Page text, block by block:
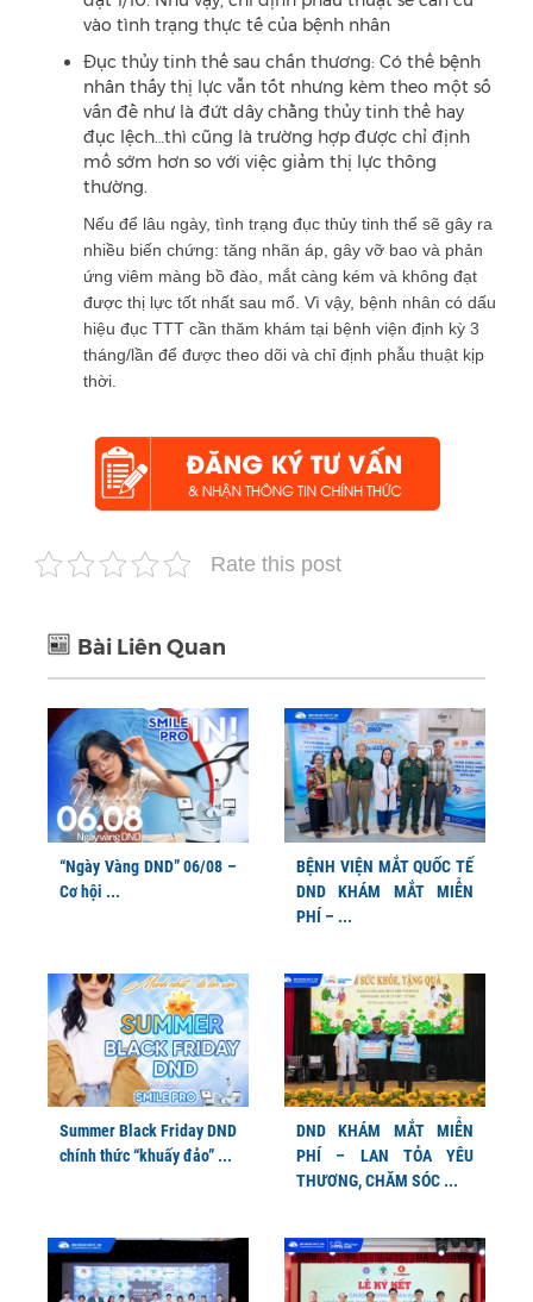
vào tình trạng thực tế của bệnh nhân
Đục thủy tinh thể sau chấn thương: Có thể bệnh
nhân thấy thị lực vẫn tốt nhưng kèm theo một số
vấn đề như là đứt dây chằng thủy tinh thể hay
đục lệch…thì cũng là trường hợp được chỉ định
mổ sớm hơn so với việc giảm thị lực thông
thường.
Nếu để lâu ngày, tình trạng đục thủy tinh thể sẽ gây ra
nhiều biến chứng: tăng nhãn áp, gây vỡ bao và phản
ứng viêm màng bồ đào, mắt càng kém và không đạt
được thị lực tốt nhất sau mổ. Vì vậy, bệnh nhân có dấu
hiệu đục TTT cần thăm khám tại bệnh viện định kỳ 3
tháng/lần để được theo dõi và chỉ định phẫu thuật kịp
thời.
Rate this post
Bài Liên Quan
“Ngày Vàng DND” 06/08 –
Cơ hội ...
BỆNH VIỆN MẮT QUỐC TẾ
DND KHÁM MẮT MIỄN
PHÍ – ...
Summer Black Friday DND
chính thức “khuấy đảo” ...
DND KHÁM MẮT MIỄN
PHÍ – LAN TỎA YÊU
THƯƠNG, CHĂM SÓC ...